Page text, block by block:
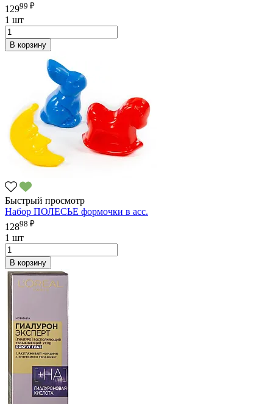
12999 ₽
1 шт
В корзину
Быстрый просмотр
Набор ПОЛЕСЬЕ формочки в асс.
12898 ₽
1 шт
В корзину